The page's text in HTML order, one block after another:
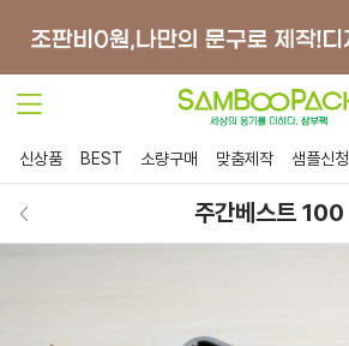
신상품 BEST 소량구매 맞춤제작 샘플신청
주간베스트 100